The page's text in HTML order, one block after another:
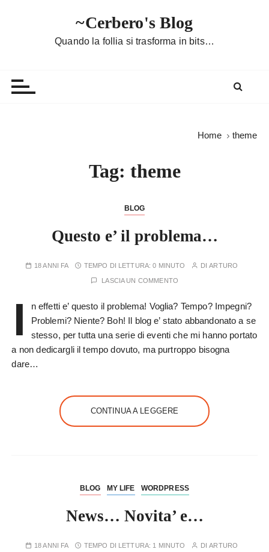
~Cerbero's Blog
Quando la follia si trasforma in bits…
Home theme
Tag: theme
BLOG
Questo e’ il problema…
18 ANNI FA TEMPO DI LETTURA:0 MINUTO DIARTURO
LASCIA UN COMMENTO
I
n effetti e’ questo il problema! Voglia? Tempo? Impegni?
Problemi? Niente? Boh! Il blog e’ stato abbandonato a se
stesso, per tutta una serie di eventi che mi hanno portato
a non dedicargli il tempo dovuto, ma purtroppo bisogna
dare…
CONTINUA A LEGGERE
BLOG MY LIFE WORDPRESS
News… Novita’ e…
18 ANNI FA TEMPO DI LETTURA: 1 MINUTO DIARTURO